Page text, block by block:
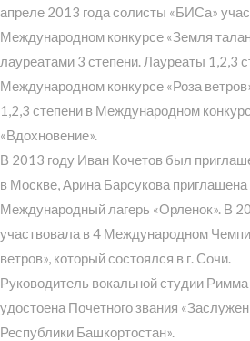
апреле 2013 года солисты «БИСа»
Международном конкурсе «Земля
лауреатами 3 степени. Лауреаты 1,2,3
Международном конкурсе «Роза
1,2,3 степени в Международном
«Вдохновение».
В 2013 году Иван Кочетов был
в Москве, Арина Барсукова
Международный лагерь «Орленок». В
участвовала в 4 Международном
ветров», который состоялся в г. Сочи.
Руководитель вокальной студии
удостоена Почетного звания
Республики Башкортостан».